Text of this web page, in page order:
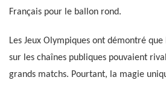
Français pour le ballon rond.
Les Jeux Olympiques ont démontré
sur les chaînes publiques pouvaient
grands matchs. Pourtant, la magie